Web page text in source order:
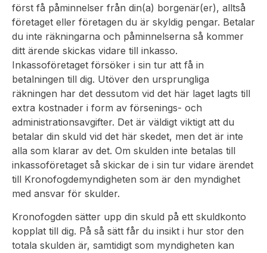
först få påminnelser från din(a) borgenär(er), alltså
företaget eller företagen du är skyldig pengar. Betalar
du inte räkningarna och påminnelserna så kommer
ditt ärende skickas vidare till inkasso.
Inkassoföretaget försöker i sin tur att få in
betalningen till dig. Utöver den ursprungliga
räkningen har det dessutom vid det här laget lagts till
extra kostnader i form av försenings- och
administrationsavgifter. Det är väldigt viktigt att du
betalar din skuld vid det här skedet, men det är inte
alla som klarar av det. Om skulden inte betalas till
inkassoföretaget så skickar de i sin tur vidare ärendet
till Kronofogdemyndigheten som är den myndighet
med ansvar för skulder.
Kronofogden sätter upp din skuld på ett skuldkonto
kopplat till dig. På så sätt får du insikt i hur stor den
totala skulden är, samtidigt som myndigheten kan